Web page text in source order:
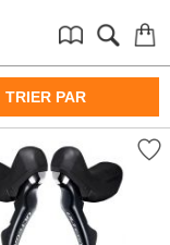
TRIER PAR